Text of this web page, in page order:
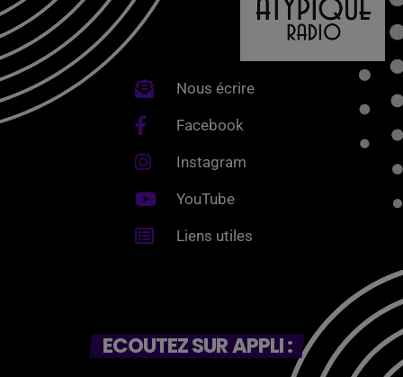
Nous écrire
Facebook
Instagram
YouTube
Liens utiles
ECOUTEZ SUR APPLI :